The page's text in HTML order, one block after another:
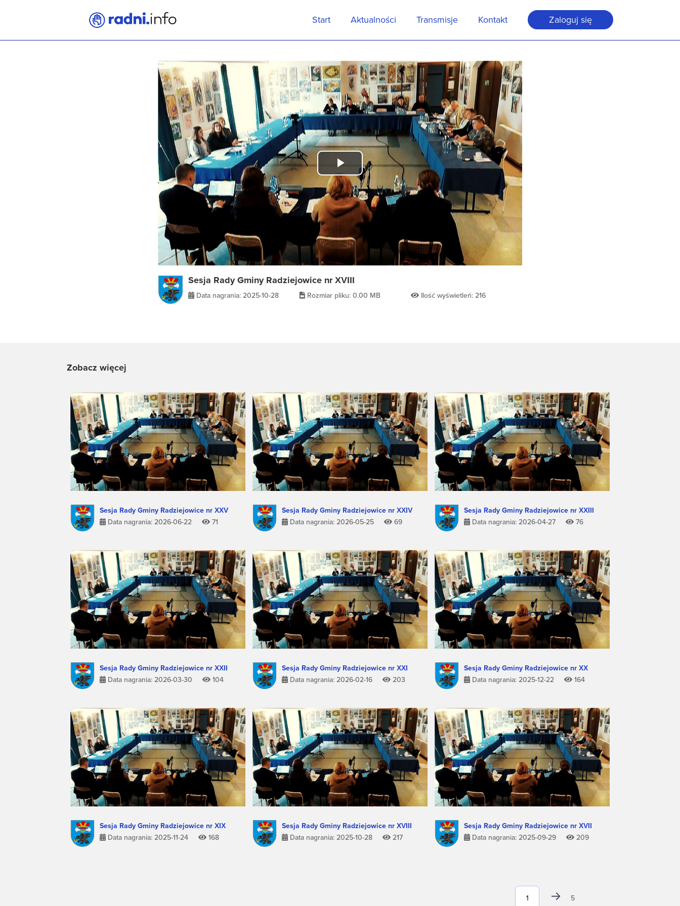
Start Aktualności Transmisje Kontakt Zaloguj się
Play
Video
Sesja Rady Gminy Radziejowice nr XVIII
Data nagrania: 2025-10-28 Rozmiar pliku: 0.00 MB Ilość wyświetleń: 216
Zobacz więcej
Sesja Rady Gminy Radziejowice nr XXV
Data nagrania: 2026-06-22
71
Sesja Rady Gminy Radziejowice nr XXIV
Data nagrania: 2026-05-25
69
Sesja Rady Gminy Radziejowice nr XXIII
Data nagrania: 2026-04-27
76
Sesja Rady Gminy Radziejowice nr XXII
Data nagrania: 2026-03-30
104
Sesja Rady Gminy Radziejowice nr XXI
Data nagrania: 2026-02-16
203
Sesja Rady Gminy Radziejowice nr XX
Data nagrania: 2025-12-22
164
Sesja Rady Gminy Radziejowice nr XIX
Data nagrania: 2025-11-24
168
Sesja Rady Gminy Radziejowice nr XVIII
Data nagrania: 2025-10-28
217
Sesja Rady Gminy Radziejowice nr XVII
Data nagrania: 2025-09-29
209
5